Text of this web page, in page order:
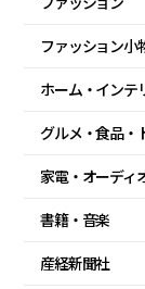
ファッション小
ホーム・ インテ
グルメ・食品・
家電・ オーディ
書籍・音楽
産経新聞社